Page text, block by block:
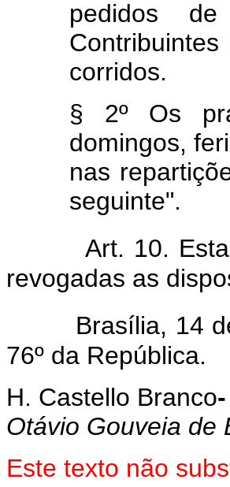
pedidos
corridos.
§ 2º Os
domingos,
nas
seguinte".
Art. 10.
revogadas as
Brasília, 14
76º da República.
H. Castello Branco-
Otávio Gouveia de
Este texto não